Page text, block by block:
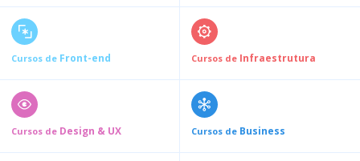
Cursos de Front-end Cursos de Infraestrutura
Cursos de Design & UX Cursos de Business